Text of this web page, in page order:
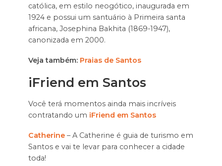
católica, em estilo neogótico, inaugurada em
1924 e possui um santuário à Primeira santa
africana, Josephina Bakhita (1869-1947),
canonizada em 2000.
Veja também: Praias de Santos
iFriend em Santos
Você terá momentos ainda mais incríveis
contratando um iFriend em Santos
Catherine – A Catherine é guia de turismo em
Santos e vai te levar para conhecer a cidade
toda!